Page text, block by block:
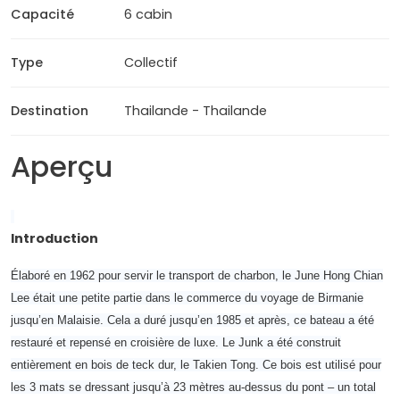
Capacité 6 cabin
Type Collectif
Destination Thailande - Thailande
Aperçu
Introduction
Élaboré en 1962 pour servir le transport de charbon, le June Hong Chian
Lee était une petite partie dans le commerce du voyage de Birmanie
jusqu’en Malaisie. Cela a duré jusqu’en 1985 et après, ce bateau a été
restauré et repensé en croisière de luxe. Le Junk a été construit
entièrement en bois de teck dur, le Takien Tong. Ce bois est utilisé pour
les 3 mats se dressant jusqu’à 23 mètres au-dessus du pont – un total